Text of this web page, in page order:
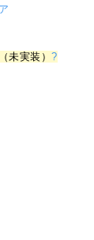
未実装）?